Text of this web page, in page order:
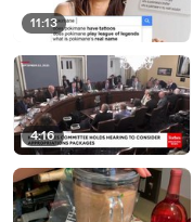
11:13
4:16